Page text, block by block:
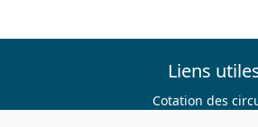
Liens
Cotation des